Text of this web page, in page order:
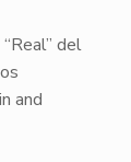
del
and